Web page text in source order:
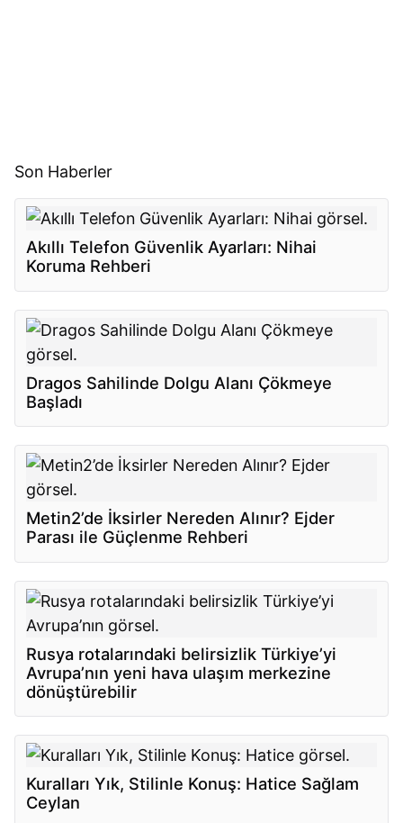
Son Haberler
Akıllı Telefon Güvenlik Ayarları: Nihai
Koruma Rehberi
Dragos Sahilinde Dolgu Alanı Çökmeye
Başladı
Metin2’de İksirler Nereden Alınır? Ejder
Parası ile Güçlenme Rehberi
Rusya rotalarındaki belirsizlik Türkiye’yi
Avrupa’nın yeni hava ulaşım merkezine
dönüştürebilir
Kuralları Yık, Stilinle Konuş: Hatice Sağlam
Ceylan